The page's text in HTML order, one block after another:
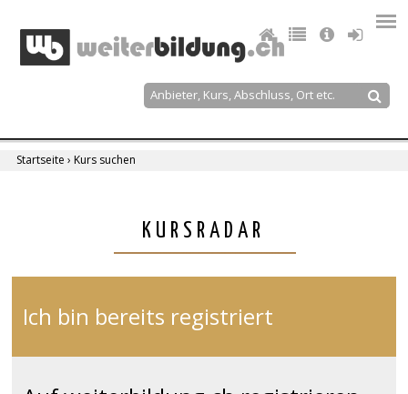
navigation
Suche
Startseite › Kurs suchen
KURSRADAR
Ich bin bereits registriert